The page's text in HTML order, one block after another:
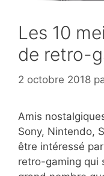
Les 10
de retro-
2 octobre 2018
Amis
Sony, Nintendo,
être intéressé
retro-gaming qui